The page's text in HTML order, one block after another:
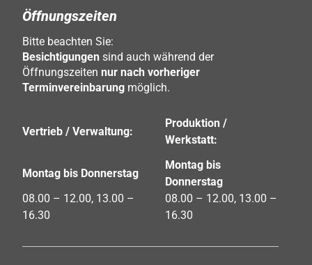
Öffnungszeiten
Bitte beachten Sie:
Besichtigungen sind auch während der
Öffnungszeiten nur nach vorheriger
Terminvereinbarung möglich.
Vertrieb / Verwaltung:
Produktion /
Werkstatt:
Montag bis Donnerstag
Montag bis
Donnerstag
08.00 – 12.00, 13.00 –
16.30
08.00 – 12.00, 13.00 –
16.30